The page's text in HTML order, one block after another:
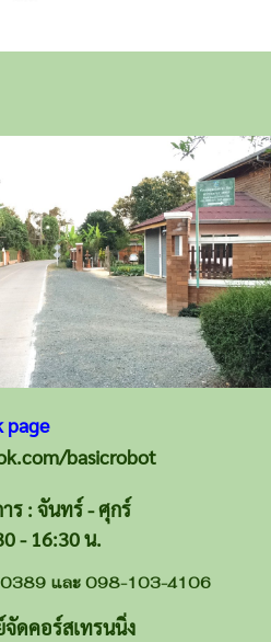
page
basicrobot
ร : จันทร์ - ศุกร์
- 16:30 น.
และ 098-103-4106
ดคอร์สเทรนนิ่ง